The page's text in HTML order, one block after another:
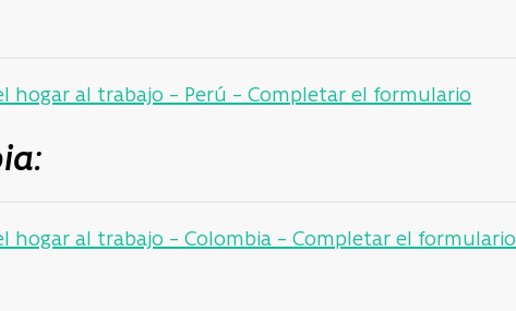
hogar al trabajo – Perú – Completar el formulario
hogar al trabajo – Colombia – Completar el formulario